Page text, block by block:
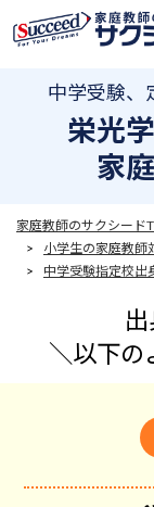
中学受験、
栄光
家
家庭教師のサクシード
> 小学生の家庭教師
> 中学受験指定校出
出
＼以下の